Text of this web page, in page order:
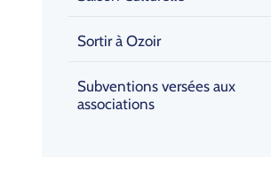
Sortir à Ozoir
Subventions versées aux
associations